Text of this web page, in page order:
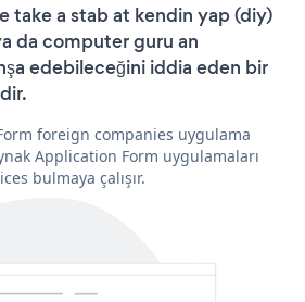
take a stab at kendin yap (diy)
da computer guru an
edebileceğini iddia eden bir
foreign companies uygulama
Application Form uygulamaları
bulmaya çalışır.